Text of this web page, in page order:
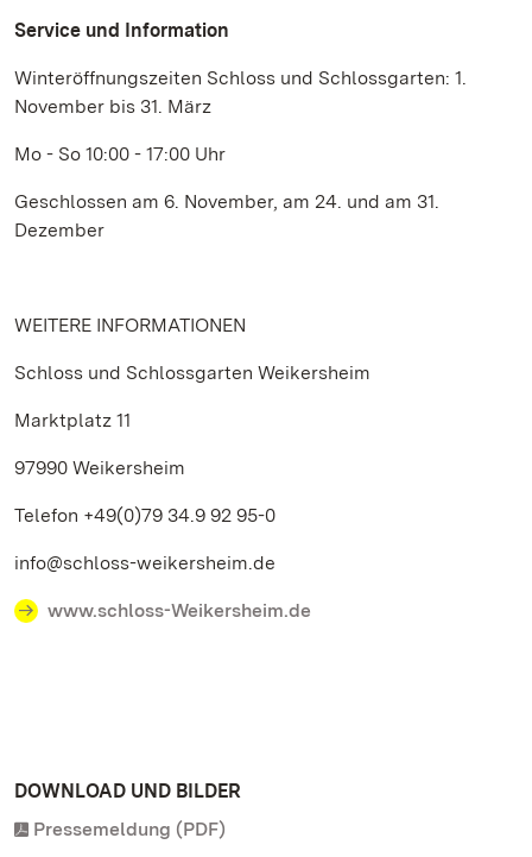
Service und Information
Winteröffnungszeiten Schloss und Schlossgarten: 1.
November bis 31. März
Mo - So 10:00 - 17:00 Uhr
Geschlossen am 6. November, am 24. und am 31.
Dezember
WEITERE INFORMATIONEN
Schloss und Schlossgarten Weikersheim
Marktplatz 11
97990 Weikersheim
Telefon +49(0)79 34.9 92 95-0
info@schloss-weikersheim.de
www.schloss-Weikersheim.de
DOWNLOAD UND BILDER
Pressemeldung (PDF)